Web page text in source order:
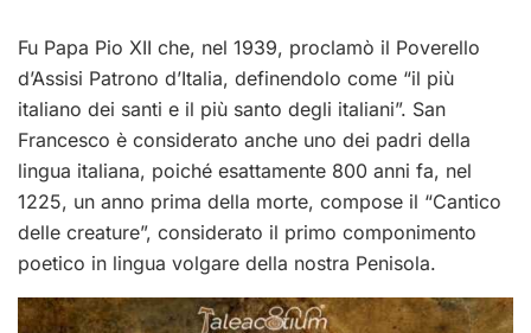
Fu Papa Pio XII che, nel 1939, proclamò il Poverello
d’Assisi Patrono d’Italia, definendolo come “il più
italiano dei santi e il più santo degli italiani”. San
Francesco è considerato anche uno dei padri della
lingua italiana, poiché esattamente 800 anni fa, nel
1225, un anno prima della morte, compose il “Cantico
delle creature”, considerato il primo componimento
poetico in lingua volgare della nostra Penisola.